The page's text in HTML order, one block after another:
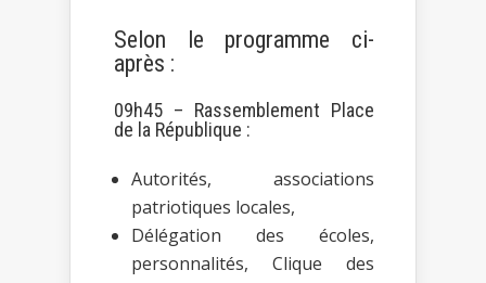
Selon le programme ci-
après :
09h45 – Rassemblement Place
de la République :
Autorités, associations
patriotiques locales,
Délégation des écoles,
personnalités, Clique des